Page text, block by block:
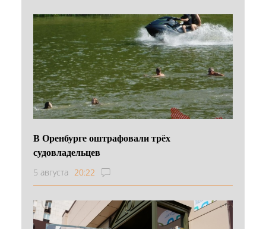
В Оренбурге оштрафовали трёх
судовладельцев
5 августа 20:22